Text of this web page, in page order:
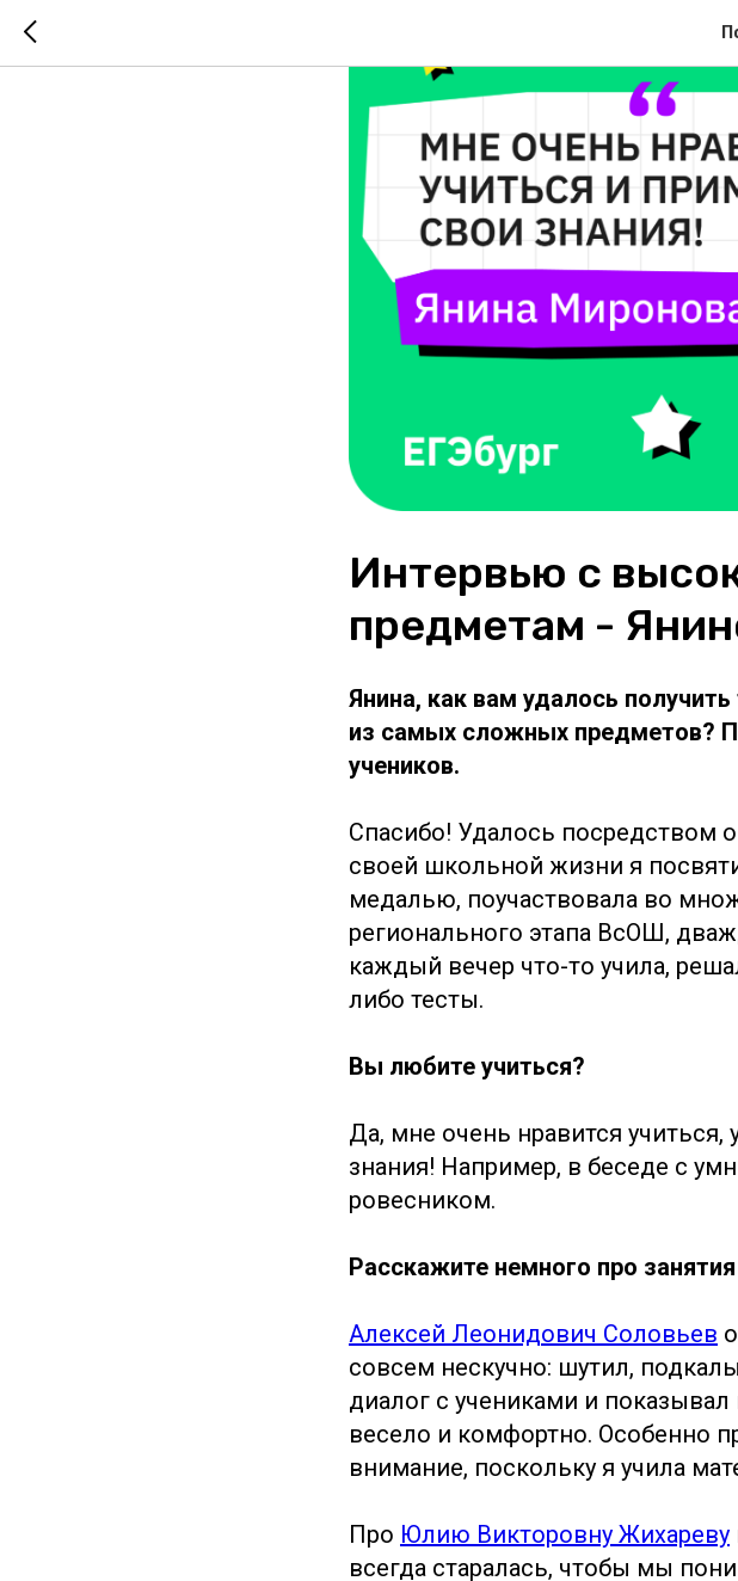
Интервью с
предметам -
Янина, как вам удалось
из самых сложных предметов?
учеников.
Спасибо! Удалось посредством
своей школьной жизни я
медалью, поучаствовала во
регионального этапа ВсОШ,
каждый вечер что-то учила,
либо тесты.
Вы любите учиться?
Да, мне очень нравится
знания! Например, в беседе с
ровесником.
Расскажите немного про
Алексей Леонидович Соловьев
совсем нескучно: шутил,
диалог с учениками и
весело и комфортно. Особенно
внимание, поскольку я учила
Про Юлию Викторовну Жихареву
всегда старалась, чтобы мы